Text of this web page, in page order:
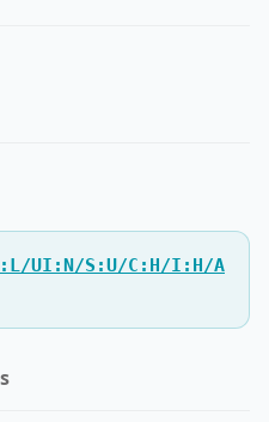
UI:N/S:U/C:H/I:H/A